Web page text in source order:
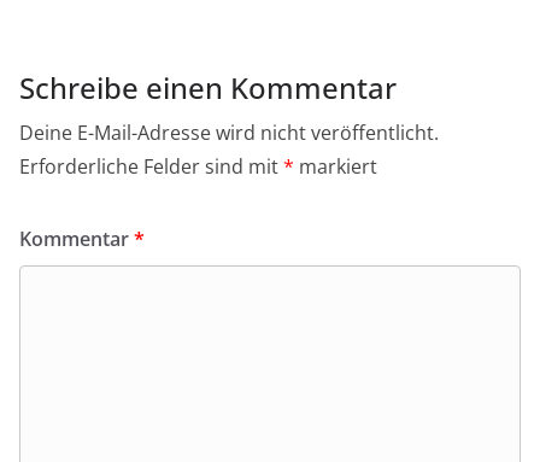
Schreibe einen Kommentar
Deine E-Mail-Adresse wird nicht veröffentlicht.
Erforderliche Felder sind mit* markiert
Kommentar*